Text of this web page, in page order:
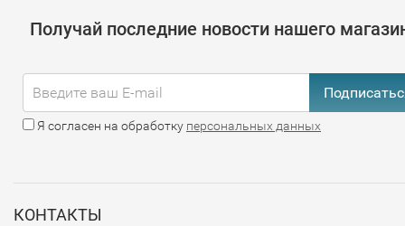
кина (PGK), который делится на 100 тиней.
### 3.
Номиналы: В обращении находятся банкноты
цветов и содержат изображения культурных символов,
Получай последние новости нашего
Я согласен на обработку персональных данных
КОНТАКТЫ